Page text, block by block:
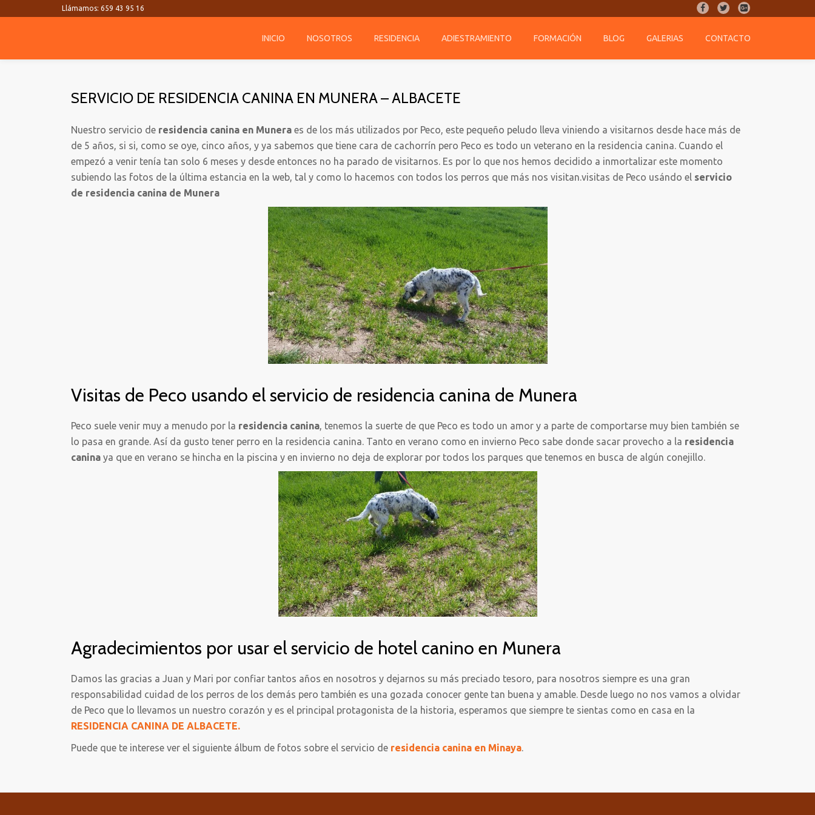
Llámamos: 659 43 95 16
fa-
fa-
fa-
plus-
square
INICIO NOSOTROS RESIDENCIA ADIESTRAMIENTO FORMACIÓN BLOG GALERIAS CONTACTO
SERVICIO DE RESIDENCIA CANINA EN MUNERA – ALBACETE
Nuestro servicio de residencia canina en Munera es de los más utilizados por Peco, este pequeño peludo lleva viniendo a visitarnos desde hace más de
de 5 años, si si, como se oye, cinco años, y ya sabemos que tiene cara de cachorrín pero Peco es todo un veterano en la residencia canina. Cuando el
empezó a venir tenía tan solo 6 meses y desde entonces no ha parado de visitarnos. Es por lo que nos hemos decidido a inmortalizar este momento
subiendo las fotos de la última estancia en la web, tal y como lo hacemos con todos los perros que más nos visitan.visitas de Peco usándo el servicio
de residencia canina de Munera
Visitas de Peco usando el servicio de residencia canina de Munera
Peco suele venir muy a menudo por la residencia canina, tenemos la suerte de que Peco es todo un amor y a parte de comportarse muy bien también se
lo pasa en grande. Así da gusto tener perro en la residencia canina. Tanto en verano como en invierno Peco sabe donde sacar provecho a la residencia
canina ya que en verano se hincha en la piscina y en invierno no deja de explorar por todos los parques que tenemos en busca de algún conejillo.
Agradecimientos por usar el servicio de hotel canino en Munera
Damos las gracias a Juan y Mari por confiar tantos años en nosotros y dejarnos su más preciado tesoro, para nosotros siempre es una gran
responsabilidad cuidad de los perros de los demás pero también es una gozada conocer gente tan buena y amable. Desde luego no nos vamos a olvidar
de Peco que lo llevamos un nuestro corazón y es el principal protagonista de la historia, esperamos que siempre te sientas como en casa en la
RESIDENCIA CANINA DE ALBACETE.
Puede que te interese ver el siguiente álbum de fotos sobre el servicio de residencia canina en Minaya.